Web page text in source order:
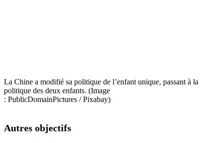
La Chine a modifié sa politique de l’enfant unique, passant à la
politique des deux enfants. (Image
: PublicDomainPictures / Pixabay)
Autres objectifs